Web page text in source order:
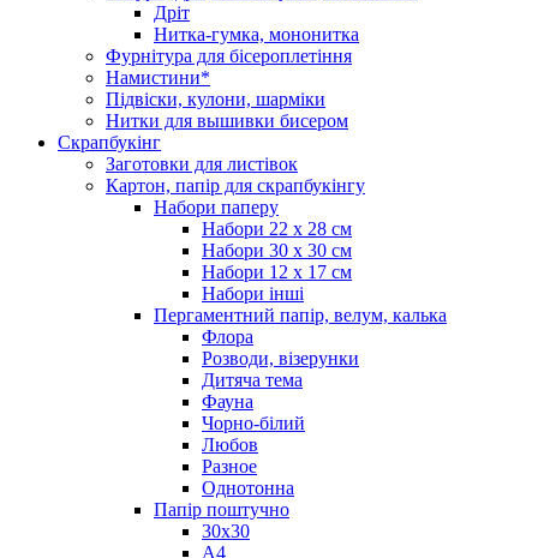
Дріт
Нитка-гумка, мононитка
Фурнітура для бісероплетіння
Намистини*
Підвіски, кулони, шарміки
Нитки для вышивки бисером
Скрапбукінг
Заготовки для листівок
Картон, папір для скрапбукінгу
Набори паперу
Набори 22 х 28 см
Набори 30 х 30 см
Набори 12 х 17 см
Набори інші
Пергаментний папір, велум, калька
Флора
Розводи, візерунки
Дитяча тема
Фауна
Чорно-білий
Любов
Разное
Однотонна
Папір поштучно
30х30
А4